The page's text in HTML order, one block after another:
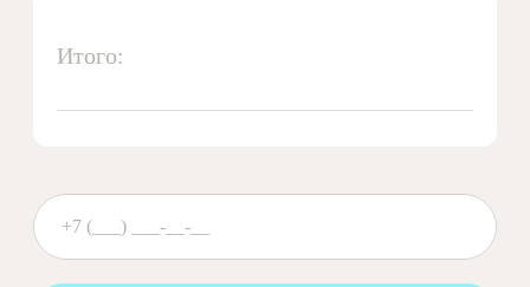
Итого: